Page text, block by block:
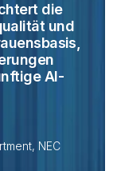
die
und
AI-
NEC